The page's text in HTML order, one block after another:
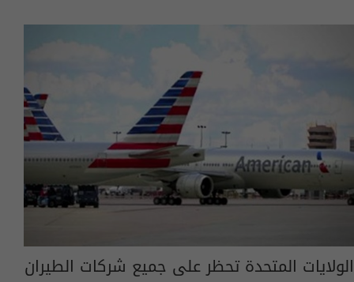
الولايات المتحدة تحظر على جميع شركات الطيران